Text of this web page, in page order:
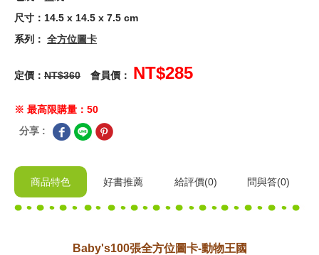
尺寸：14.5 x 14.5 x 7.5 cm
系列： 全方位圖卡
定價： NT$360 會員價： NT$285
※ 最高限購量：50
分享 :
商品特色 好書推薦 給評價(0) 問與答(0)
Baby's100張全方位圖卡-動物王國